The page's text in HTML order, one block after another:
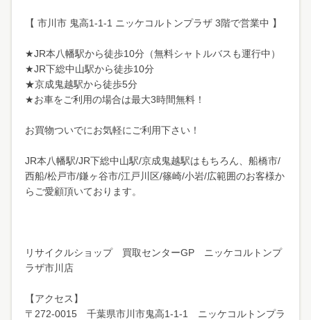
【 市川市 鬼高1-1-1 ニッケコルトンプラザ 3階で営業中 】
★JR本八幡駅から徒歩10分（無料シャトルバスも運行中）
★JR下総中山駅から徒歩10分
★京成鬼越駅から徒歩5分
★お車をご利用の場合は最大3時間無料！
お買物ついでにお気軽にご利用下さい！
JR本八幡駅/JR下総中山駅/京成鬼越駅はもちろん、船橋市/
西船/松戸市/鎌ヶ谷市/江戸川区/篠崎/小岩/広範囲のお客様か
らご愛顧頂いております。
リサイクルショップ 買取センターGP ニッケコルトンプ
ラザ市川店
【アクセス】
〒272-0015 千葉県市川市鬼高1-1-1 ニッケコルトンプラ